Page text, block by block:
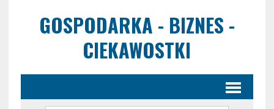
GOSPODARKA - BIZNES -
CIEKAWOSTKI